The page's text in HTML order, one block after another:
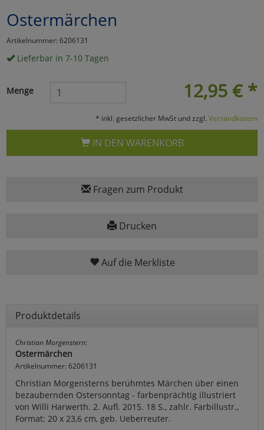
Ostermärchen
Artikelnummer: 6206131
Lieferbar in 7-10 Tagen
12,95 € *
Menge
* inkl. gesetzlicher MwSt und zzgl. Versandkosten
IN DEN WARENKORB
Fragen zum Produkt
Drucken
Auf die Merkliste
Produktdetails
Christian Morgenstern:
Ostermärchen
Artikelnummer: 6206131
Christian Morgensterns berühmtes Märchen über einen
bezaubernden Ostersonntag - farbenprächtig illustriert
von Willi Harwerth. 2. Aufl. 2015. 18 S., zahlr. Farbillustr.,
Format: 20 x 23,6 cm, geb. Ueberreuter.
Marketing
Umfragetools
Cookies
Einstellungen speichern
zu Haupptseite